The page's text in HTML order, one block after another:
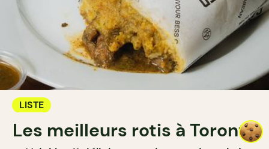
LISTE
Les meilleurs rotis à Toronto